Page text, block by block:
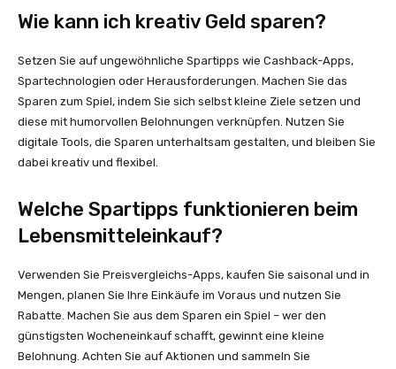
Wie kann ich kreativ Geld sparen?
Setzen Sie auf ungewöhnliche Spartipps wie Cashback-Apps,
Spartechnologien oder Herausforderungen. Machen Sie das
Sparen zum Spiel, indem Sie sich selbst kleine Ziele setzen und
diese mit humorvollen Belohnungen verknüpfen. Nutzen Sie
digitale Tools, die Sparen unterhaltsam gestalten, und bleiben Sie
dabei kreativ und flexibel.
Welche Spartipps funktionieren beim
Lebensmitteleinkauf?
Verwenden Sie Preisvergleichs-Apps, kaufen Sie saisonal und in
Mengen, planen Sie Ihre Einkäufe im Voraus und nutzen Sie
Rabatte. Machen Sie aus dem Sparen ein Spiel – wer den
günstigsten Wocheneinkauf schafft, gewinnt eine kleine
Belohnung. Achten Sie auf Aktionen und sammeln Sie